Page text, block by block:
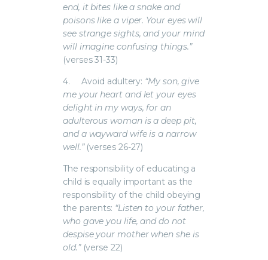
end, it bites like a snake and
poisons like a viper. Your eyes will
see strange sights, and your mind
will imagine confusing things.”
(verses 31-33)
4.
Avoid adultery: “My son, give
me your heart and let your eyes
delight in my ways, for an
adulterous woman is a deep pit,
and a wayward wife is a narrow
well.”(verses 26-27)
The responsibility of educating a
child is equally important as the
responsibility of the child obeying
the parents: “Listen to your father,
who gave you life, and do not
despise your mother when she is
old.”(verse 22)